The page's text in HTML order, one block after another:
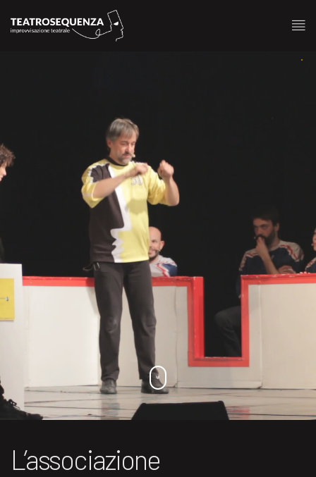
L’associazione